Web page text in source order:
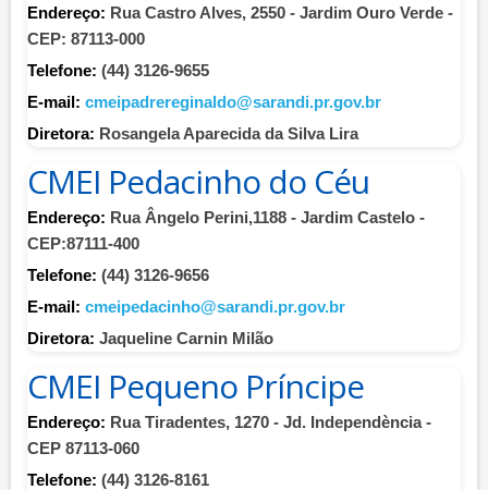
Endereço: Rua Castro Alves, 2550 - Jardim Ouro Verde -
CEP: 87113-000
Telefone: (44) 3126-9655
E-mail: cmeipadrereginaldo@sarandi.pr.gov.br
Diretora: Rosangela Aparecida da Silva Lira
CMEI Pedacinho do Céu
Endereço: Rua Ângelo Perini,1188 - Jardim Castelo -
CEP:87111-400
Telefone: (44) 3126-9656
E-mail: cmeipedacinho@sarandi.pr.gov.br
Diretora: Jaqueline Carnin Milão
CMEI Pequeno Príncipe
Endereço: Rua Tiradentes, 1270 - Jd. Independència -
CEP 87113-060
Telefone: (44) 3126-8161